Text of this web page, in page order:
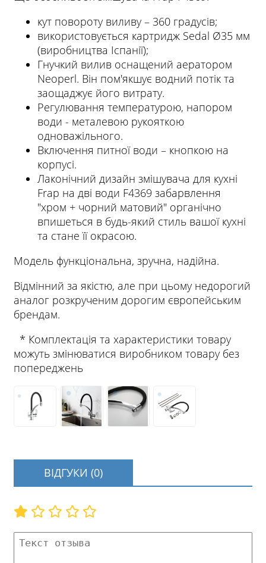
кут повороту виливу – 360 градусів;
використовується картридж Sedal Ø35 мм
(виробництва Іспанії);
Гнучкий вилив оснащений аератором
Neoperl. Він пом'якшує водний потік та
заощаджує його витрату.
Регулювання температурою, напором
води - металевою рукояткою
одноважільного.
Включення питної води – кнопкою на
корпусі.
Лаконічний дизайн змішувача для кухні
Frap на дві води F4369 забарвлення
"хром + чорний матовий" органічно
впишеться в будь-який стиль вашої кухні
та стане її окрасою.
Модель функціональна, зручна, надійна.
Відмінний за якістю, але при цьому недорогий
аналог розкрученим дорогим європейським
брендам.
* Комплектація та характеристики товару
можуть змінюватися виробником товару без
попереджень
ВІДГУКИ (0)